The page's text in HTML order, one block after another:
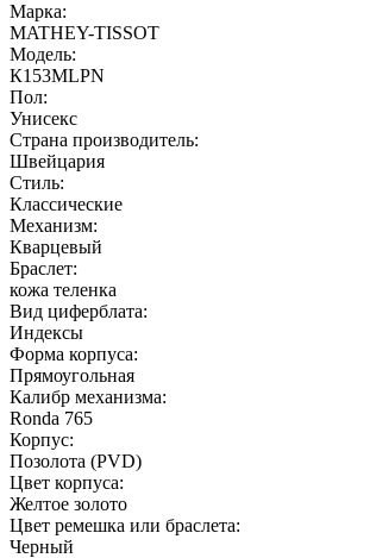
Марка:
MATHEY-TISSOT
Модель:
К153МLРN
Пол:
Унисекс
Страна производитель:
Швейцария
Стиль:
Классические
Механизм:
Кварцевый
Браслет:
кожа теленка
Вид циферблата:
Индексы
Форма корпуса:
Прямоугольная
Калибр механизма:
Ronda 765
Корпус:
Позолота (PVD)
Цвет корпуса:
Желтое золото
Цвет ремешка или браслета:
Черный